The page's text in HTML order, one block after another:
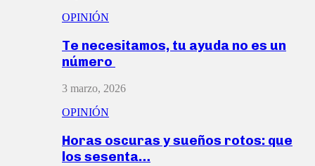
OPINIÓN
Te necesitamos, tu ayuda no es un
número
3 marzo, 2026
OPINIÓN
Horas oscuras y sueños rotos: que
los sesenta…